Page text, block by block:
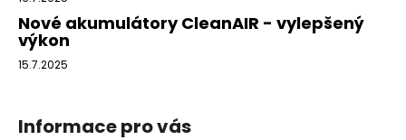
Nové akumulátory CleanAIR - vylepšený
výkon
15.7.2025
Informace pro vás